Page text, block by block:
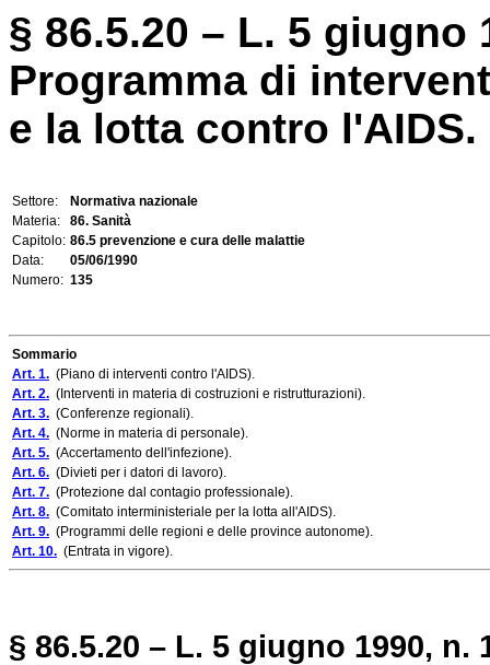
§ 86.5.20 – L. 5 giugno
Programma di
e la lotta contro l'AIDS.
Settore:
Normativa nazionale
Materia:
86. Sanità
Capitolo: 86.5 prevenzione e cura delle malattie
Data:
05/06/1990
Numero: 135
Sommario
Art. 1. (Piano di interventi contro l'AIDS).
Art. 2. (Interventi in materia di costruzioni e ristrutturazioni).
Art. 3. (Conferenze regionali).
Art. 4. (Norme in materia di personale).
Art. 5. (Accertamento dell'infezione).
Art. 6. (Divieti per i datori di lavoro).
Art. 7. (Protezione dal contagio professionale).
Art. 8. (Comitato interministeriale per la lotta all'AIDS).
Art. 9. (Programmi delle regioni e delle province autonome).
Art. 10. (Entrata in vigore).
§ 86.5.20 – L. 5 giugno 1990, n.